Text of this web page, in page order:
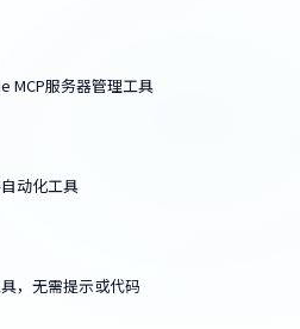
MCP服务器管理工具
动化工具
，无需提示或代码